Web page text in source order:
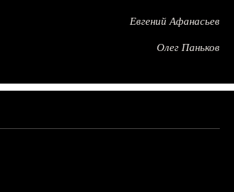
Евгений Афанасьев
Олег Паньков